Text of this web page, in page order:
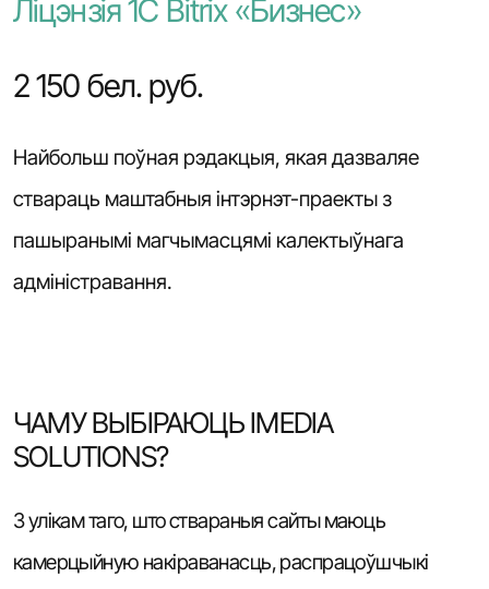
Ліцэнзія 1С Bitrix «Бизнес»
2 150 бел. руб.
Найбольш поўная рэдакцыя, якая дазваляе
ствараць маштабныя інтэрнэт-праекты з
пашыранымі магчымасцямі калектыўнага
адміністравання.
ЧАМУ ВЫБІРАЮЦЬ IMEDIA
SOLUTIONS?
З улікам таго, што ствараныя сайты маюць
камерцыйную накіраванасць, распрацоўшчыкі